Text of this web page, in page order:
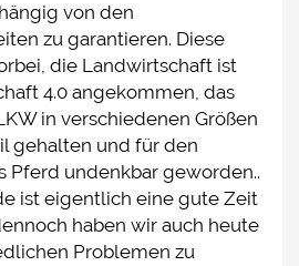
von den
zu garantieren. Diese
die Landwirtschaft ist
4.0 angekommen, das
in verschiedenen Größen
gehalten und für den
Pferd undenkbar geworden..
ist eigentlich eine gute Zeit
haben wir auch heute
Problemen zu